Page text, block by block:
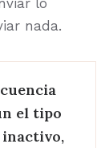
lo
nada.
el tipo
inactivo,